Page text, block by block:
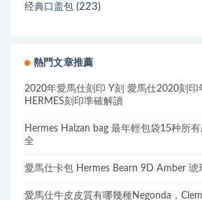
经典口盖包 (223)
熱門文章推薦
2020年愛馬仕刻印 Y刻 愛馬仕2020刻印
HERMES刻印準確解讀
Hermes Halzan bag 最年輕包袋15种所
全
愛馬仕卡包 Hermes Bearn 9D Amber 琥
愛馬仕牛皮皮質有哪幾種Negonda，